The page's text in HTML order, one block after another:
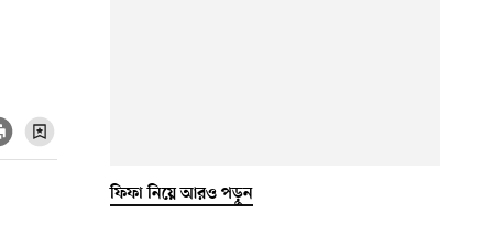
ফিফা নিয়ে আরও পড়ুন